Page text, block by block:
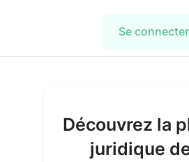
Se connecter
Découvrez la
juridique